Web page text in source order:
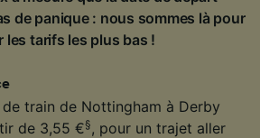
de panique : nous sommes là pour
les tarifs les plus bas !
train de Nottingham à Derby
de 3,55 €§ , pour un trajet aller